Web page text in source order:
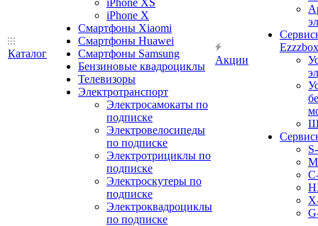
Каталог
iPhone XS
iPhone X
Смартфоны Xiaomi
Смартфоны Huawei
Смартфоны Samsung
Бензиновые квадроциклы
Телевизоры
Электротранспорт
Электросамокаты по
подписке
Электровелосипеды
по подписке
Электротрициклы по
подписке
Электроскутеры по
подписке
Электроквадроциклы
по подписке
Акции
Ezzzbox